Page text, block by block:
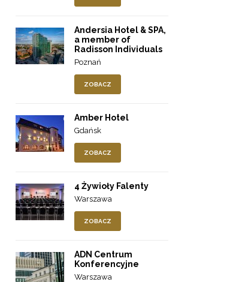
Andersia Hotel & SPA,
a member of
Radisson Individuals
Poznań
ZOBACZ
Amber Hotel
Gdańsk
ZOBACZ
4 Żywioły Falenty
Warszawa
ZOBACZ
ADN Centrum
Konferencyjne
Warszawa